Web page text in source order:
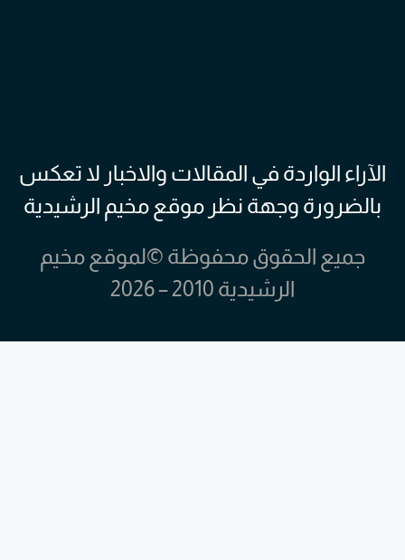
الآراء الواردة في المقالات والاخبار لا تعكس
بالضرورة وجهة نظر موقع مخيم الرشيدية
جميع الحقوق محفوظة ©لموقع مخيم
الرشيدية 2010 – 2026